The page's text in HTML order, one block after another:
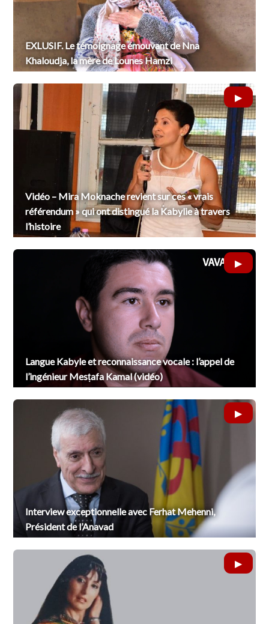
EXLUSIF. Le témoignage émouvant de Nna
Khaloudja, la mère de Lounes Hamzi
Vidéo – Mira Moknache revient sur ces « vrais
référendum » qui ont distingué la Kabylie à travers
l’histoire
Langue Kabyle et reconnaissance vocale : l’appel de
l’ingénieur Mesṭafa Kamal (vidéo)
Interview exceptionnelle avec Ferhat Mehenni,
Président de l’Anavad